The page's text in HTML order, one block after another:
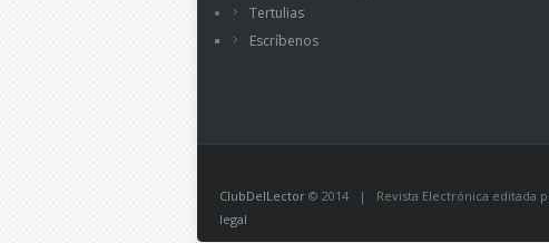
Tertulias
Escríbenos
ClubDelLector © 2014 | Revista Electrónica editada
legal